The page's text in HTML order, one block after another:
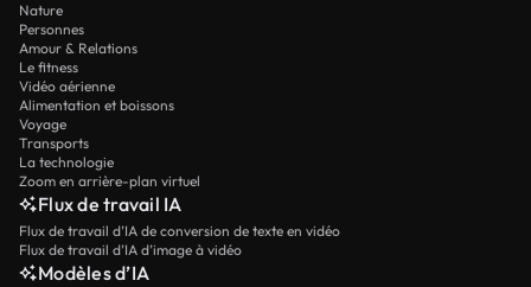
Nature
Personnes
Amour & Relations
Le fitness
Vidéo aérienne
Alimentation et boissons
Voyage
Transports
La technologie
Zoom en arrière-plan virtuel
Flux de travail IA
Flux de travail d’IA de conversion de texte en vidéo
Flux de travail d’IA d’image à vidéo
Modèles d’IA